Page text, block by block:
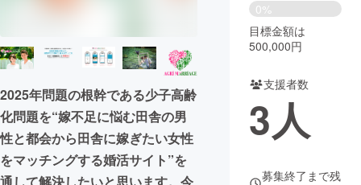
CAMPFIRE for Social Good
CAMPFIRE Creation
コミュニティ
2025年問題の根幹である少子高齢
化問題を“嫁不足に悩む田舎の男
性と都会から田舎に嫁ぎたい女性
をマッチングする婚活サイト”を
通して解決したいと思います。今
0%
目標金額は
500,000円
支援者数
3人
募集終了まで残